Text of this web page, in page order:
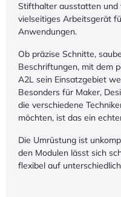
Stifthalter ausstatten und
vielseitiges Arbeitsgerät
Anwendungen.
Ob präzise Schnitte,
Beschriftungen, mit dem
A2L sein Einsatzgebiet
Besonders für Maker,
die verschiedene
möchten, ist das ein
Die Umrüstung ist
den Modulen lässt sich
flexibel auf